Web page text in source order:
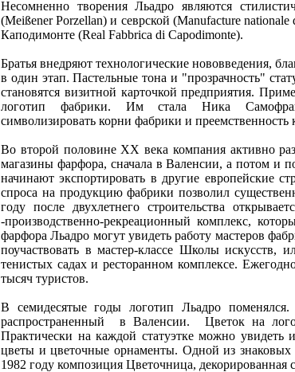
Несомненно творения Льадро являются
(Meißener Porzellan) и севрской (Manufacture
Каподимонте (Real Fabbrica di Capodimonte).
Братья внедряют технологические нововведения,
в один этап. Пастельные тона и "прозрачность"
становятся визитной карточкой предприятия.
логотип фабрики. Им стала Ника
символизировать корни фабрики и преемственность
Во второй половине XX века компания активно
магазины фарфора, сначала в Валенсии, а потом и
начинают экспортировать в другие
спроса на продукцию фабрики позволил
году после двухлетнего строительства
-производственно-рекреационный комплекс,
фарфора Льадро могут увидеть работу мастеров
поучаствовать в мастер-классе Школы искусств,
тенистых садах и ресторанном комплексе.
тысяч туристов.
В семидесятые годы логотип Льадро
распространенный в Валенсии. Цветок на
Практически на каждой статуэтке можно
цветы и цветочные орнаменты. Одной из
1982 году композиция Цветочница, декорированная